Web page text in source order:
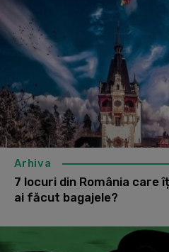
Arhiva
7 locuri din România care
ai făcut bagajele?